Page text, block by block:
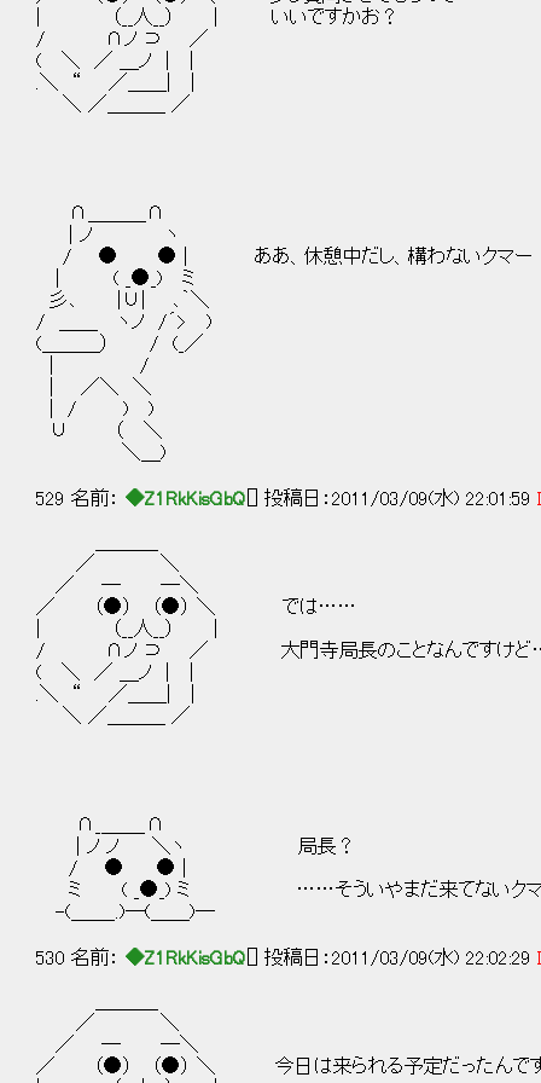
| （__人__） | いいですかお？
/ ∩ノ ⊃ ／
( ＼ ／ ＿ノ | |
.＼ “ ／＿＿| |
＼ ／＿＿＿ ／
∩＿＿＿∩
| ノ ヽ
/ ● ● | ああ、休憩中だし、構わないクマー
| ( _●_) ミ
彡､ |∪| ､｀＼
/ ＿＿ ヽノ /´> )
(＿＿＿） / (_／
| /
| ／＼ ＼
| / ) )
∪ （ ＼
＼＿)
529 名前： ◆Z1RkKisGbQ [] 投稿日：2011/03/09(水) 22:01:59
／ ＼
／ ─ ─＼
／ （●） （●） ＼ では……
| （__人__） |
/ ∩ノ ⊃ ／ 大門寺局長のことなんですけ
( ＼ ／ ＿ノ | |
.＼ “ ／＿＿| |
＼ ／＿＿＿ ／
∩_＿＿_∩
| ノ ノ ＼ヽ 局長？
/ ● ● |
ミ ( _●_) ミ ……そういやまだ来てないクマ
-(＿＿_.)─(＿＿)─
530 名前： ◆Z1RkKisGbQ [] 投稿日：2011/03/09(水) 22:02:29
／ ＼
／ ─ ─＼
／ （●） （●） ＼ 今日は来られる予定だったんで